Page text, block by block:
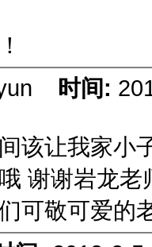
时间:
该让我家小
谢谢岩龙老
可敬可爱的